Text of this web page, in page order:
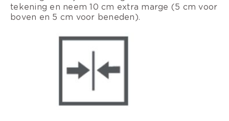
tekening en neem 10 cm extra marge (5 cm voor
boven en 5 cm voor beneden).